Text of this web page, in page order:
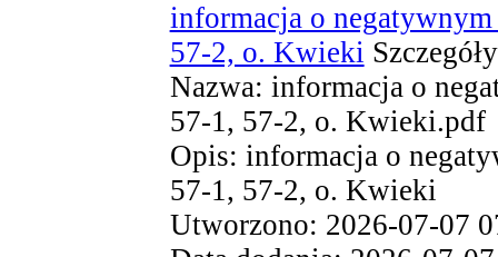
informacja o
57-2, o. Kwieki
Nazwa: informacja o
57-1, 57-2, o. Kwieki.pdf
Opis: informacja o
57-1, 57-2, o. Kwieki
Utworzono: 2026-07-07